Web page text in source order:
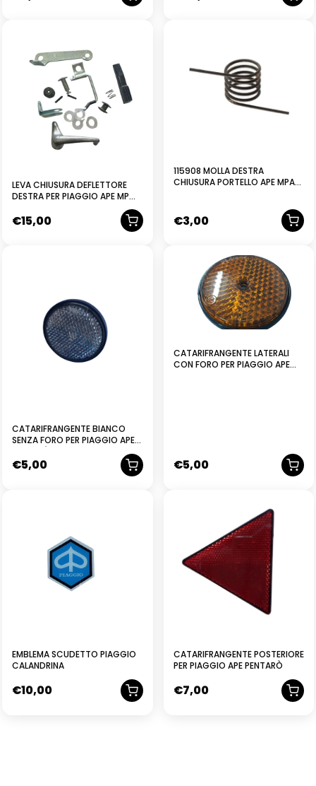
LEVA CHIUSURA DEFLETTORE
DESTRA PER PIAGGIO APE MP
400 450 500 501 550 600 601
€15,00
115908 MOLLA DESTRA
CHIUSURA PORTELLO APE MPA
€3,00
CATARIFRANGENTE BIANCO
SENZA FORO PER PIAGGIO APE
€5,00
CATARIFRANGENTE LATERALI
CON FORO PER PIAGGIO APE
€5,00
EMBLEMA SCUDETTO PIAGGIO
CALANDRINA
€10,00
CATARIFRANGENTE POSTERIORE
PER PIAGGIO APE PENTARÒ
€7,00